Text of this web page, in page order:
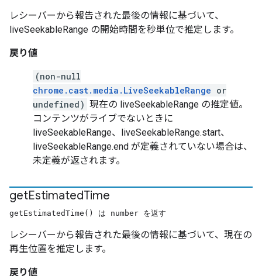
レシーバーから報告された最後の情報に基づいて、
liveSeekableRange の開始時間を秒単位で推定します。
戻り値
(non-null
chrome.cast.media.LiveSeekableRange or
undefined) 現在の liveSeekableRange の推定値。
コンテンツがライブでないときに
liveSeekableRange、liveSeekableRange.start、
liveSeekableRange.end が定義されていない場合は、
未定義が返されます。
getEstimatedTime
getEstimatedTime() は number を返す
レシーバーから報告された最後の情報に基づいて、現在の
再生位置を推定します。
戻り値